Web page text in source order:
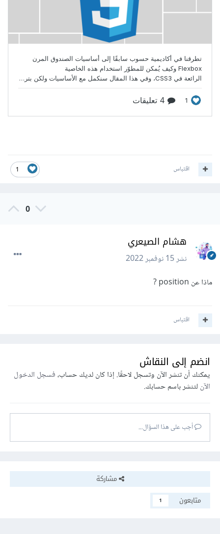
1 اقتباس
0
هشام الصيعري
نشر15 نوفمبر 2022
ماذا عن position ?
اقتباس
انضم إلى النقاش
يمكنك أن تنشر الآن وتسجل لاحقًا. إذا كان لديك حساب،فسجل الدخول
الآنلتنشر باسم حسابك.
أجب على هذا السؤال...
مشاركة
متابعون
1